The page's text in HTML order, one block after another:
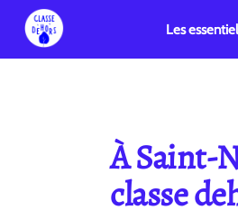
Les
À Saint-
classe